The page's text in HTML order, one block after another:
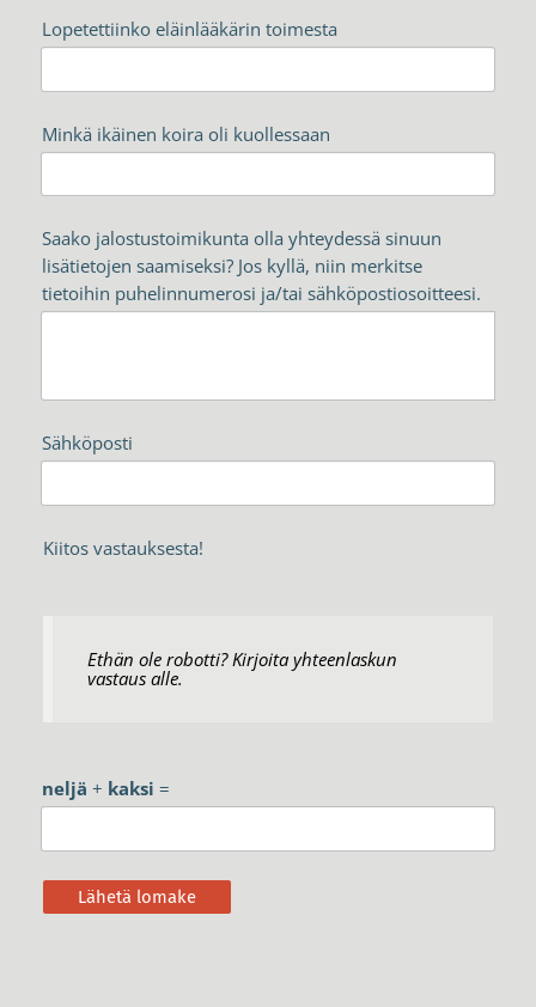
Lopetettiinko eläinlääkärin toimesta
Minkä ikäinen koira oli kuollessaan
Saako jalostustoimikunta olla yhteydessä sinuun
lisätietojen saamiseksi? Jos kyllä, niin merkitse
tietoihin puhelinnumerosi ja/tai sähköpostiosoitteesi.
Sähköposti
Kiitos vastauksesta!
Ethän ole robotti? Kirjoita yhteenlaskun
vastaus alle.
neljä + kaksi =
Lähetä lomake